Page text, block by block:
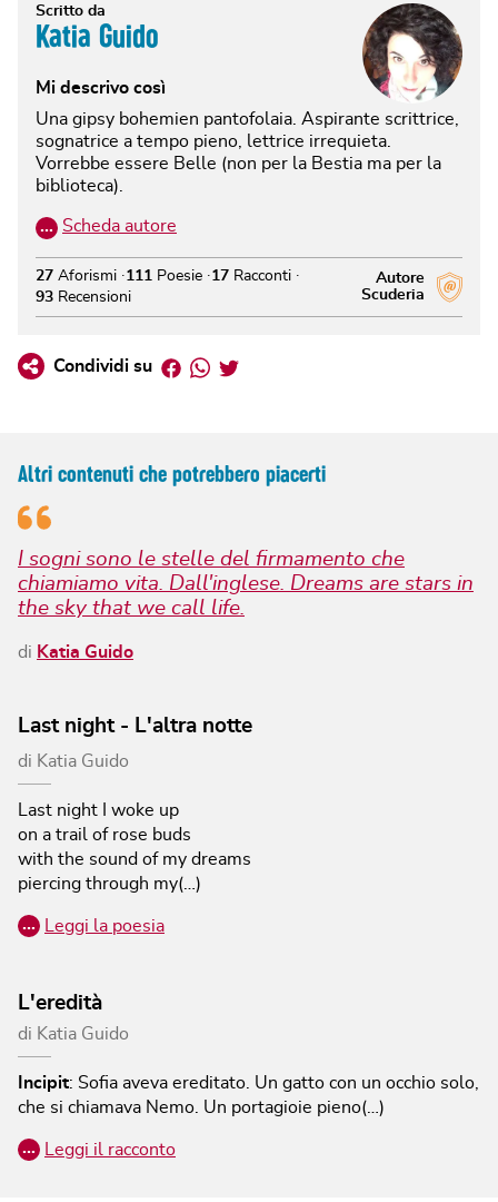
Scritto da
Katia Guido
Mi descrivo così
Una gipsy bohemien pantofolaia. Aspirante scrittrice,
sognatrice a tempo pieno, lettrice irrequieta.
Vorrebbe essere Belle (non per la Bestia ma per la
biblioteca).
… Scheda autore
Autore
Scuderia
27 Aforismi 111 Poesie 17 Racconti
93 Recensioni
Condividi su Facebook
Whatsapp
Twitter
Altri contenuti che potrebbero piacerti
I sogni sono le stelle del firmamento che
chiamiamo vita. Dall'inglese. Dreams are stars in
the sky that we call life.
di Katia Guido
Last night - L'altra notte
di Katia Guido
Last night I woke up
on a trail of rose buds
with the sound of my dreams
piercing through my(…)
… Leggi la poesia
L'eredità
di Katia Guido
Incipit: Sofia aveva ereditato. Un gatto con un occhio solo,
che si chiamava Nemo. Un portagioie pieno(…)
… Leggi il racconto